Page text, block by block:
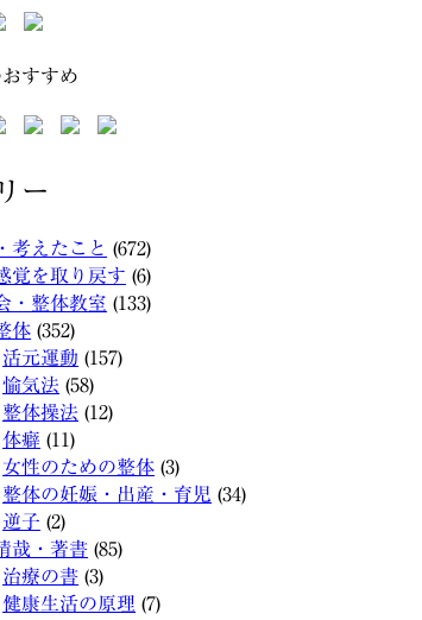
すすめ
ー
考えたこと (672)
覚を取り戻す (6)
・整体教室 (133)
体 (352)
活元運動 (157)
愉気法 (58)
整体操法 (12)
体癖 (11)
女性のための整体 (3)
整体の妊娠・出産・育児 (34)
逆子 (2)
哉・著書 (85)
治療の書 (3)
健康生活の原理 (7)